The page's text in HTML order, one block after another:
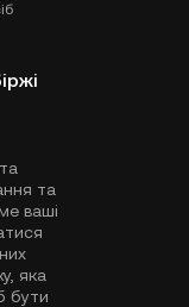
та
ваші
яка
бути